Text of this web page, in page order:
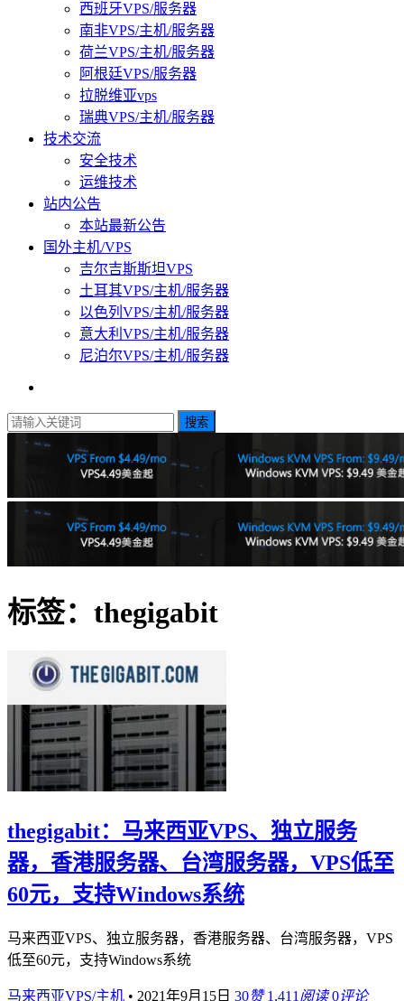
西班牙VPS/服务器
南非VPS/主机/服务器
荷兰VPS/主机/服务器
阿根廷VPS/服务器
拉脱维亚vps
瑞典VPS/主机/服务器
技术交流
安全技术
运维技术
站内公告
本站最新公告
国外主机/VPS
吉尔吉斯斯坦VPS
土耳其VPS/主机/服务器
以色列VPS/主机/服务器
意大利VPS/主机/服务器
尼泊尔VPS/主机/服务器
搜索
标签：thegigabit
thegigabit：马来西亚VPS、独立服务
器，香港服务器、台湾服务器，VPS低至
60元，支持Windows系统
马来西亚VPS、独立服务器，香港服务器、台湾服务器，VPS
低至60元，支持Windows系统
马来西亚VPS/主机 • 2021年9月15日 30赞 1,411 阅读 0评论